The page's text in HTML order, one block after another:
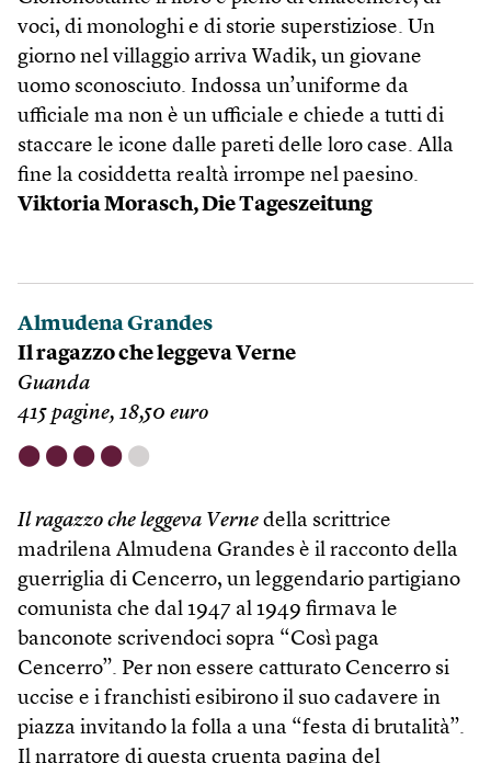
voci, di monologhi e di storie superstiziose. Un
giorno nel villaggio arriva Wadik, un giovane
uomo sconosciuto. Indossa un’uniforme da
ufficiale ma non è un ufficiale e chiede a tutti di
staccare le icone dalle pareti delle loro case. Alla
fine la cosiddetta realtà irrompe nel paesino.
Viktoria Morasch, Die Tageszeitung
Almudena Grandes
Il ragazzo che leggeva Verne
Guanda
415 pagine, 18,50 euro
⬤ ⬤ ⬤ ⬤ ⬤
Il ragazzo che leggeva Verne della scrittrice
madrilena Almudena Grandes è il racconto della
guerriglia di Cencerro, un leggendario partigiano
comunista che dal 1947 al 1949 firmava le
banconote scrivendoci sopra “Così paga
Cencerro”. Per non essere catturato Cencerro si
uccise e i franchisti esibirono il suo cadavere in
piazza invitando la folla a una “festa di brutalità”.
Il narratore di questa cruenta pagina del